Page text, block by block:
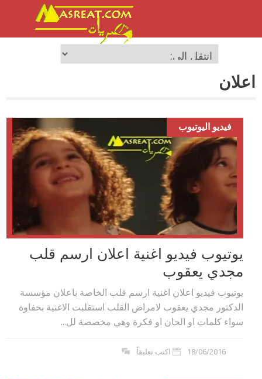
اعلان
فيديو اليوتيوب
يوتيوب فيديو اغنية اعلان ارسم قلب
مجدي يعقوب
يوتيوب فيديو اعلان اغنية ارسم قلب الخاصة باعلان مؤسسة
الدكتور مجدي يعقوب لامراض القلب استقلبت الاغنية بحفاوة
سواء كلمات او الحان او فكرة وهي مخصصة لل...
18/06/2016 اكتب تعليقاً